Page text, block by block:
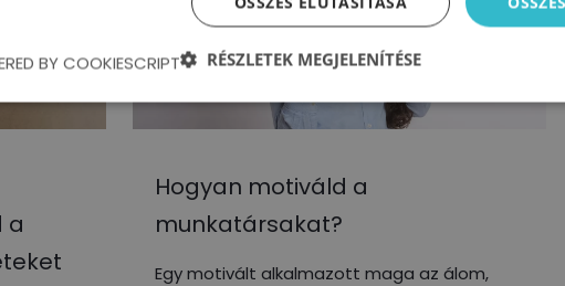
a
Hogyan motiváld a
munkatársakat?
Egy motivált alkalmazott maga az álom,
RÉSZLETEK MEGJELENÍTÉSE
BY COOKIESCRIPT